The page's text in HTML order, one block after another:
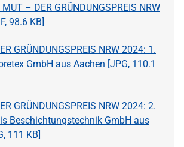
– DER GRÜNDUNGSPREIS NRW
, 98.6 KB]
GRÜNDUNGSPREIS NRW 2024: 1.
GmbH aus Aachen [JPG, 110.1
GRÜNDUNGSPREIS NRW 2024: 2.
Beschichtungstechnik GmbH aus
, 111 KB]